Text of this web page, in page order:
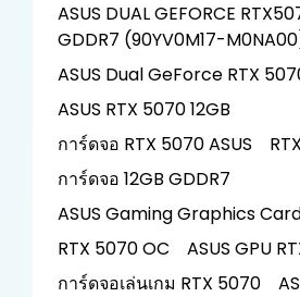
ASUS DUAL GEFORCE
GDDR7 (90YV0M17-
ASUS Dual GeForce RTX
ASUS RTX 5070 12GB
การ์ดจอ RTX 5070 ASUS
การ์ดจอ 12GB GDDR7
ASUS Gaming Graphics
RTX 5070 OC
ASUS GPU
การ์ดจอเล่นเกม RTX 5070